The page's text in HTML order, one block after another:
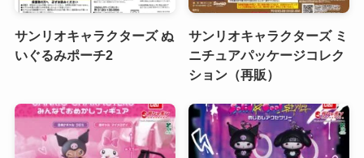
サンリオキャラクターズ ぬ
いぐるみポーチ2
サンリオキャラクターズ ミ
ニチュアパッケージコレク
ション（再販）